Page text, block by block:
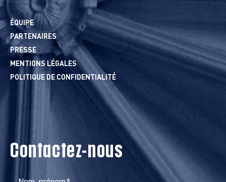
ÉQUIPE
PARTENAIRES
PRESSE
MENTIONS LÉGALES
POLITIQUE DE CONFIDENTIALITÉ
Contactez-nous